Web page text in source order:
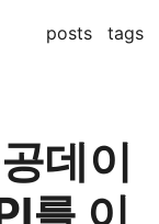
posts tags
데이